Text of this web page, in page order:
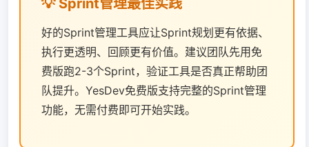
💡 Sprint管理最佳实践
好的Sprint管理工具应让Sprint规划更有依据、
执行更透明、回顾更有价值。建议团队先用免
费版跑2-3个Sprint，验证工具是否真正帮助团
队提升。YesDev免费版支持完整的Sprint管理
功能，无需付费即可开始实践。